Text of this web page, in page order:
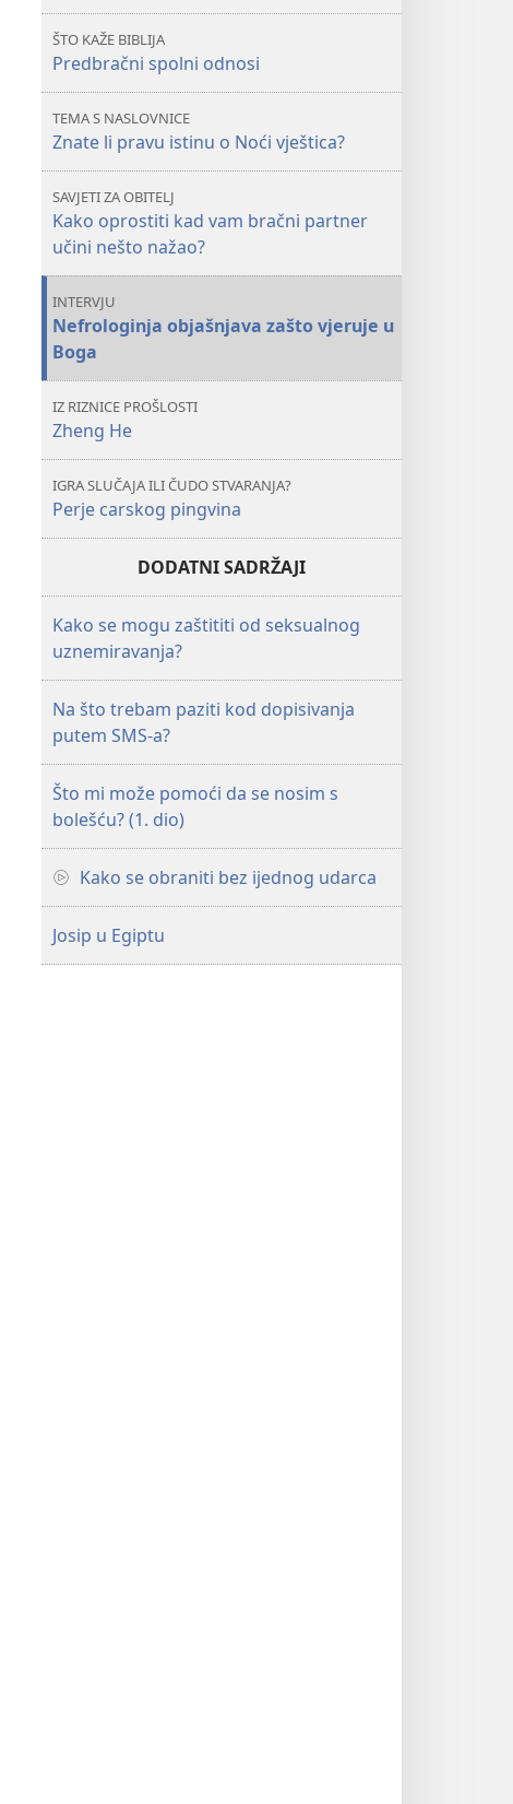
istinu
o
vještica?
istinu
o
vještica?
ŠTO KAŽE BIBLIJA
Predbračni spolni odnosi
TEMA S NASLOVNICE
Znate li pravu istinu o Noći vještica?
SAVJETI ZA OBITELJ
Kako oprostiti kad vam bračni partner
učini nešto nažao?
INTERVJU
Nefrologinja objašnjava zašto vjeruje u
Boga
IZ RIZNICE PROŠLOSTI
Zheng He
IGRA SLUČAJA ILI ČUDO STVARANJA?
Perje carskog pingvina
DODATNI SADRŽAJI
Kako se mogu zaštititi od seksualnog
uznemiravanja?
Na što trebam paziti kod dopisivanja
putem SMS-a?
Što mi može pomoći da se nosim s
bolešću? (1. dio)
Kako se obraniti bez ijednog udarca
Josip u Egiptu